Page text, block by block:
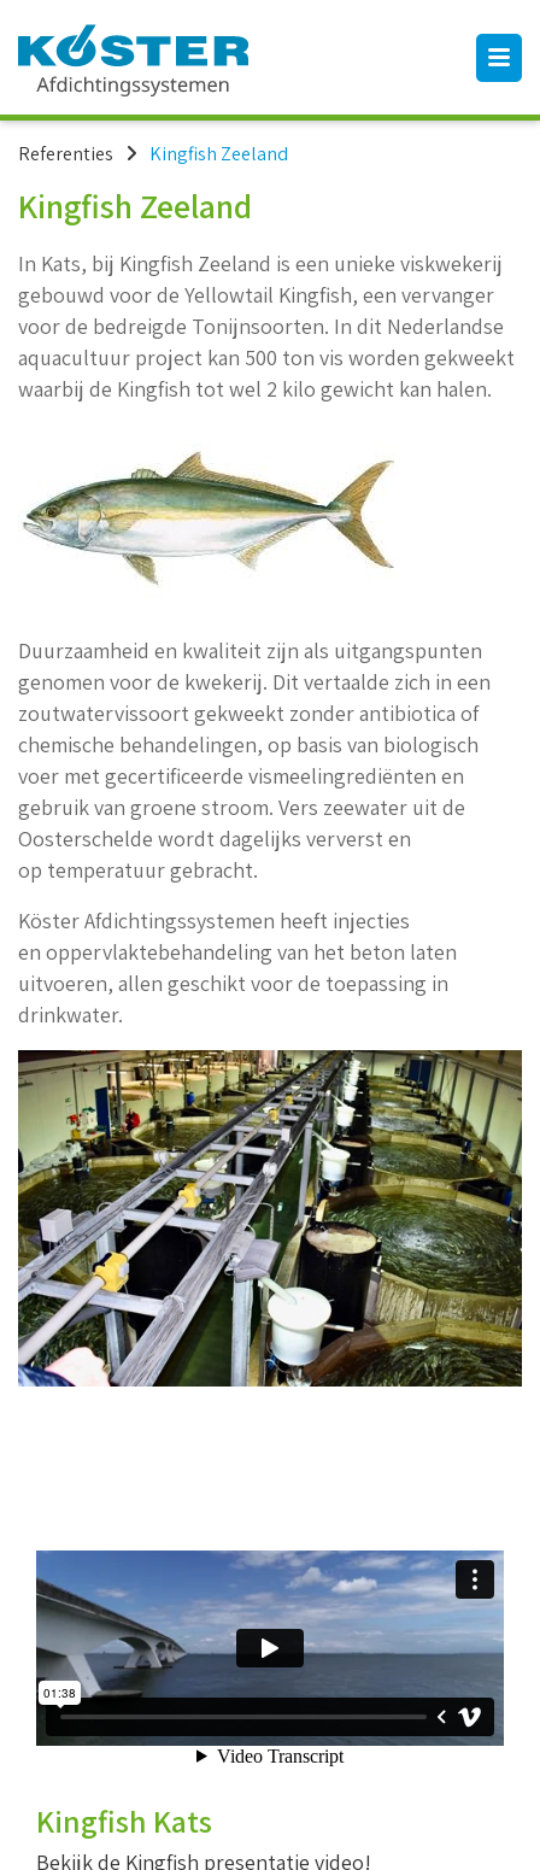
Referenties Kingfish Zeeland
Kingfish Zeeland
In Kats, bij Kingfish Zeeland is een unieke viskwekerij
gebouwd voor de Yellowtail Kingfish, een vervanger
voor de bedreigde Tonijnsoorten. In dit Nederlandse
aquacultuur project kan 500 ton vis worden gekweekt
waarbij de Kingfish tot wel 2 kilo gewicht kan halen.
Duurzaamheid en kwaliteit zijn als uitgangspunten
genomen voor de kwekerij. Dit vertaalde zich in een
zoutwatervissoort gekweekt zonder antibiotica of
chemische behandelingen, op basis van biologisch
voer met gecertificeerde vismeelingrediënten en
gebruik van groene stroom. Vers zeewater uit de
Oosterschelde wordt dagelijks ververst en
op temperatuur gebracht.
Köster Afdichtingssystemen heeft injecties
en oppervlaktebehandeling van het beton laten
uitvoeren, allen geschikt voor de toepassing in
drinkwater.
Kingfish Kats
Bekijk de Kingfish presentatie video!